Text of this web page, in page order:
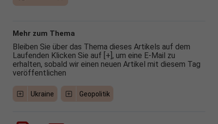
Mehr zum Thema
Bleiben Sie über das Thema dieses Artikels auf dem
Laufenden Klicken Sie auf [+], um eine E-Mail zu
erhalten, sobald wir einen neuen Artikel mit diesem Tag
veröffentlichen
Ukraine Geopolitik